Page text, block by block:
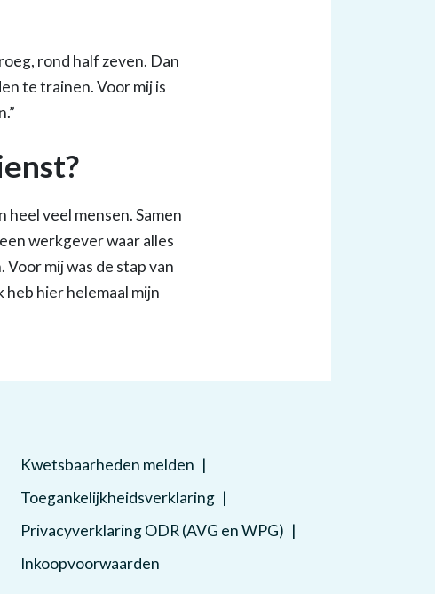
rond half zeven. Dan
te trainen. Voor mij is
veel mensen. Samen
werkgever waar alles
mij was de stap van
hier helemaal mijn
Kwetsbaarheden melden
Toegankelijkheidsverklaring
Privacyverklaring ODR (AVG en WPG)
Inkoopvoorwaarden